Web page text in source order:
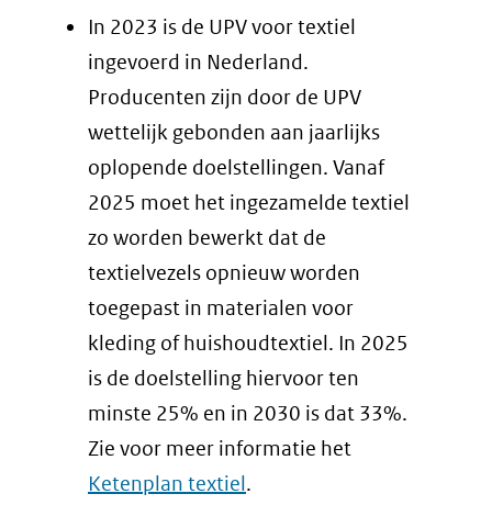
In 2023 is de UPV voor textiel
ingevoerd in Nederland.
Producenten zijn door de UPV
wettelijk gebonden aan jaarlijks
oplopende doelstellingen. Vanaf
2025 moet het ingezamelde textiel
zo worden bewerkt dat de
textielvezels opnieuw worden
toegepast in materialen voor
kleding of huishoudtextiel. In 2025
is de doelstelling hiervoor ten
minste 25% en in 2030 is dat 33%.
Zie voor meer informatie het
Ketenplan textiel.